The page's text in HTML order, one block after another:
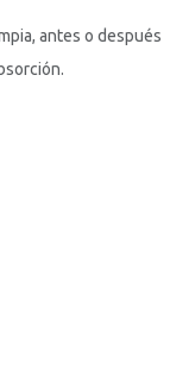
antes o después